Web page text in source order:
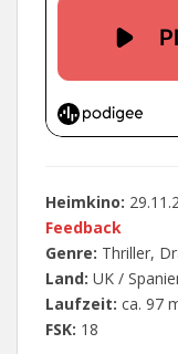
Heimkino:
Feedback
Genre: Thriller,
Land: UK /
Laufzeit: ca. 97
FSK: 18